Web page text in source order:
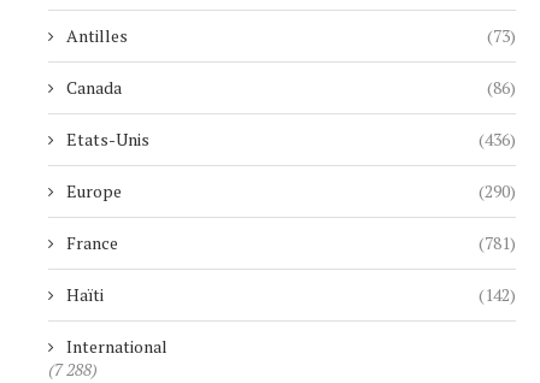
Antilles (73)
Canada (86)
Etats-Unis (436)
Europe (290)
France (781)
Haïti (142)
International
(7 288)